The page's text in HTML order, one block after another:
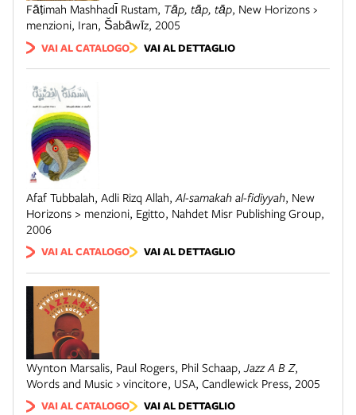
Fāṭimah Mashhadı̄ Rustam, Tāp, tāp, tāp, New Horizons ›
menzioni, Iran, Šabāwīz, 2005
VAI AL CATALOGO VAI AL DETTAGLIO
Afaf Tubbalah, Adli Rizq Allah, Al-samakah al-fidiyyah, New
Horizons > menzioni, Egitto, Nahdet Misr Publishing Group,
2006
VAI AL CATALOGO VAI AL DETTAGLIO
Wynton Marsalis, Paul Rogers, Phil Schaap,Jazz A B Z,
Words and Music › vincitore, USA, Candlewick Press, 2005
VAI AL CATALOGO VAI AL DETTAGLIO